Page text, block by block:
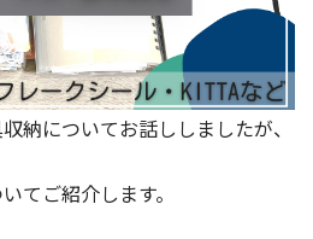
納についてお話ししましたが、
てご紹介します。